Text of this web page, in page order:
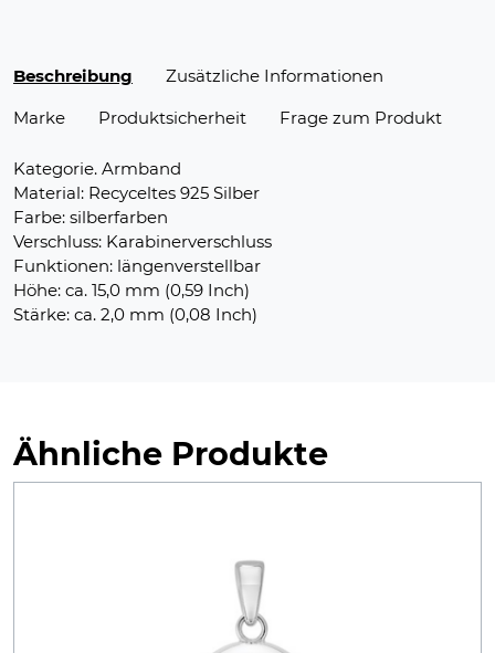
Beschreibung
Zusätzliche Informationen
Marke
Produktsicherheit Frage zum Produkt
Kategorie. Armband
Material: Recyceltes 925 Silber
Farbe: silberfarben
Verschluss: Karabinerverschluss
Funktionen: längenverstellbar
Höhe: ca. 15,0 mm (0,59 Inch)
Stärke: ca. 2,0 mm (0,08 Inch)
Ähnliche Produkte